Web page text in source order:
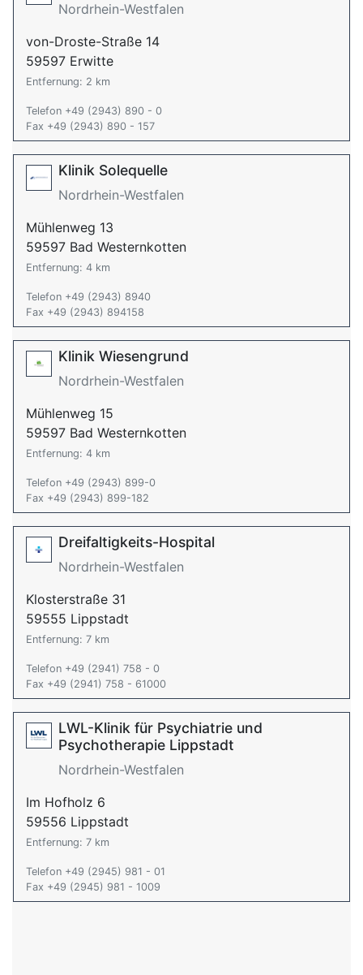
Nordrhein-Westfalen
von-Droste-Straße 14
59597 Erwitte
Entfernung: 2 km
Telefon +49 (2943) 890 - 0
Fax +49 (2943) 890 - 157
Klinik Solequelle
Nordrhein-Westfalen
Mühlenweg 13
59597 Bad Westernkotten
Entfernung: 4 km
Telefon +49 (2943) 8940
Fax +49 (2943) 894158
Klinik Wiesengrund
Nordrhein-Westfalen
Mühlenweg 15
59597 Bad Westernkotten
Entfernung: 4 km
Telefon +49 (2943) 899-0
Fax +49 (2943) 899-182
Dreifaltigkeits-Hospital
Nordrhein-Westfalen
Klosterstraße 31
59555 Lippstadt
Entfernung: 7 km
Telefon +49 (2941) 758 - 0
Fax +49 (2941) 758 - 61000
LWL-Klinik für Psychiatrie und
Psychotherapie Lippstadt
Nordrhein-Westfalen
Im Hofholz 6
59556 Lippstadt
Entfernung: 7 km
Telefon +49 (2945) 981 - 01
Fax +49 (2945) 981 - 1009